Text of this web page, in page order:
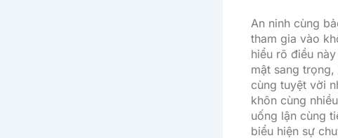
An ninh cùng
tham gia vào
hiểu rõ điều
mật sang
cùng tuyệt vời
khôn cùng
uống lận cùng
biểu hiện sự